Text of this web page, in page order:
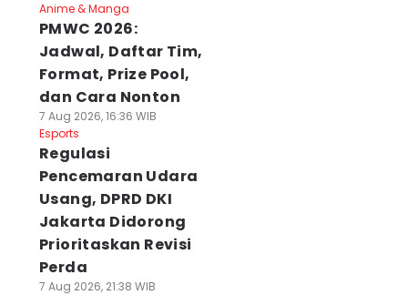
Anime & Manga
PMWC 2026:
Jadwal, Daftar Tim,
Format, Prize Pool,
dan Cara Nonton
7 Aug 2026, 16:36 WIB
Esports
Regulasi
Pencemaran Udara
Usang, DPRD DKI
Jakarta Didorong
Prioritaskan Revisi
Perda
7 Aug 2026, 21:38 WIB